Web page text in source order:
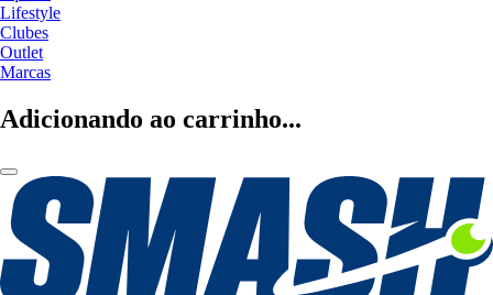
Lifestyle
Clubes
Outlet
Marcas
Adicionando ao carrinho...